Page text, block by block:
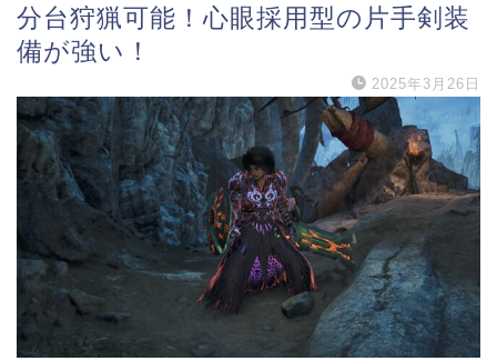
分台狩猟可能！心眼採用型の片手剣装
備が強い！
2025年3月26日